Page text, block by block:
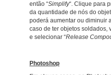
então “Simplify“. Clique para
da quantidade de nós do
poderá aumentar ou diminuir
caso de ter objetos soldados,
e selecionar “Release
Photoshop